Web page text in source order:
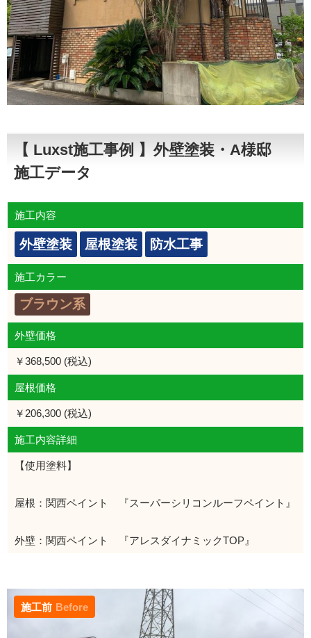
【 Luxst施工事例 】外壁塗装・A様邸
施工データ
施工内容
外壁塗装 屋根塗装 防水工事
施工カラー
ブラウン系
外壁価格
￥368,500 (税込)
屋根価格
￥206,300 (税込)
施工内容詳細
【使用塗料】
屋根：関西ペイント 『スーパーシリコンルーフペイント』
外壁：関西ペイント 『アレスダイナミックTOP』
施工前 Before